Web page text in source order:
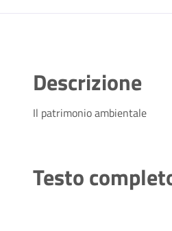
Descrizione
Il patrimonio ambientale
Testo